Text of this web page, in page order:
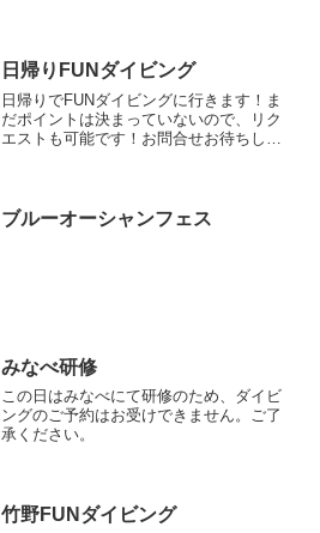
日帰りFUNダイビング
日帰りでFUNダイビングに行きます！ま
だポイントは決まっていないので、リク
エストも可能です！お問合せお待ちして
ブルーオーシャンフェス
みなべ研修
この日はみなべにて研修のため、ダイビ
ングのご予約はお受けできません。ご了
承ください。
竹野FUNダイビング